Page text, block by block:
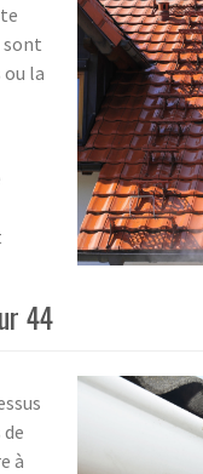
sont
la
44
à